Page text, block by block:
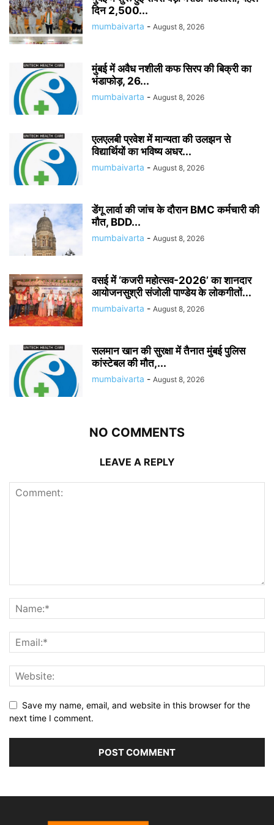
दिन 2,500...
mumbaivarta - August 8, 2026
मुंबई में अवैध नशीली कफ सिरप की बिक्री का
भंडाफोड़, 26...
mumbaivarta - August 8, 2026
एलएलबी प्रवेश में मान्यता की उलझन से
विद्यार्थियों का भविष्य अधर...
mumbaivarta - August 8, 2026
डेंगू लार्वा की जांच के दौरान BMC कर्मचारी की
मौत, BDD...
mumbaivarta - August 8, 2026
वसई में ‘कजरी महोत्सव-2026’ का शानदार
आयोजनसुश्री संजोली पाण्डेय के लोकगीतों...
mumbaivarta - August 8, 2026
सलमान खान की सुरक्षा में तैनात मुंबई पुलिस
कांस्टेबल की मौत,...
mumbaivarta - August 8, 2026
NO COMMENTS
LEAVE A REPLY
Save my name, email, and website in this browser for the
next time I comment.